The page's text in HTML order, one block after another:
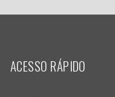
ACESSO RÁPIDO